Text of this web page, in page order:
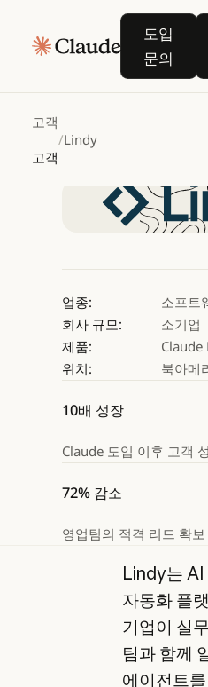
도입
문의
도입 문의
고객
고객
/Lindy
Lindy,
에이전트로
성장을지
Claude 사용해 보기
Claude 사
업종:
소프트
회사 규모:
소기업
제품:
위치:
북아메
10배 성장
Claude 도입 이후 고객
72% 감소
영업팀의 적격 리드 확
Lindy는 AI
자동화 플
기업이 실
팀과 함께
에이전트